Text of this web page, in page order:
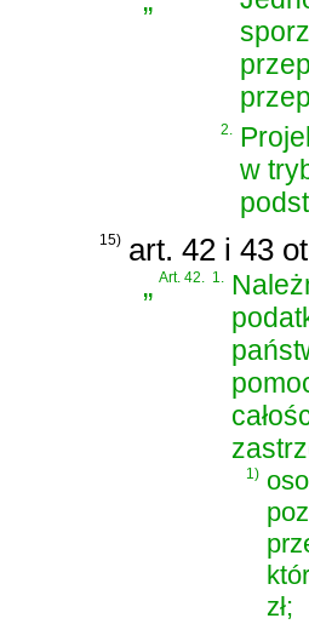
2.
w
15) art. 42 i 43
„Art. 42. 1.
1)
zł;